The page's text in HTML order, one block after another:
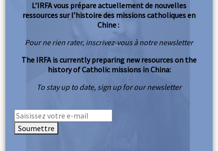
L’IRFA vous prépare actuellement de nouvelles
ressources sur l’histoire des missions catholiques en
Chine :
Pour ne rien rater, inscrivez-vous à notre newsletter
The IRFA is currently preparing new resources on the
history of Catholic missions in China:
To stay up to date, sign up for our newsletter
Soumettre